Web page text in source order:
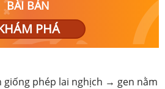
BÀI BẢN
PHÁ
giống phép lai nghịch → gen nằm